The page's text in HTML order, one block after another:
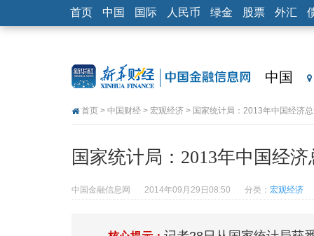
首页 中国 国际 人民币 绿金 股票 外汇
中国
首页 > 中国财经 > 宏观经济 > 国家统计局：2013年中国经济
国家统计局：2013年中国经
中国金融信息网 2014年09月29日08:50 分类： 宏观经济